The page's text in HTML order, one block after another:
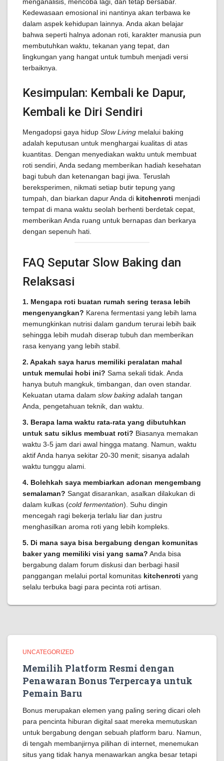
Kedewasaan emosional ini nantinya akan terbawa ke
dalam aspek kehidupan lainnya. Anda akan belajar
bahwa seperti halnya adonan roti, karakter manusia pun
membutuhkan waktu, tekanan yang tepat, dan
lingkungan yang hangat untuk tumbuh menjadi versi
terbaiknya.
Kesimpulan: Kembali ke Dapur,
Kembali ke Diri Sendiri
Mengadopsi gaya hidup Slow Living melalui baking
adalah keputusan untuk menghargai kualitas di atas
kuantitas. Dengan menyediakan waktu untuk membuat
roti sendiri, Anda sedang memberikan hadiah kesehatan
bagi tubuh dan ketenangan bagi jiwa. Teruslah
bereksperimen, nikmati setiap butir tepung yang
tumpah, dan biarkan dapur Anda di kitchenroti menjadi
tempat di mana waktu seolah berhenti berdetak cepat,
memberikan Anda ruang untuk bernapas dan berkarya
dengan sepenuh hati.
FAQ Seputar Slow Baking dan
Relaksasi
1. Mengapa roti buatan rumah sering terasa lebih
mengenyangkan? Karena fermentasi yang lebih lama
memungkinkan nutrisi dalam gandum terurai lebih baik
sehingga lebih mudah diserap tubuh dan memberikan
rasa kenyang yang lebih stabil.
2. Apakah saya harus memiliki peralatan mahal
untuk memulai hobi ini? Sama sekali tidak. Anda
hanya butuh mangkuk, timbangan, dan oven standar.
Kekuatan utama dalam slow baking adalah tangan
Anda, pengetahuan teknik, dan waktu.
3. Berapa lama waktu rata-rata yang dibutuhkan
untuk satu siklus membuat roti? Biasanya memakan
waktu 3-5 jam dari awal hingga matang. Namun, waktu
aktif Anda hanya sekitar 20-30 menit; sisanya adalah
waktu tunggu alami.
4. Bolehkah saya membiarkan adonan mengembang
semalaman? Sangat disarankan, asalkan dilakukan di
dalam kulkas (cold fermentation). Suhu dingin
mencegah ragi bekerja terlalu liar dan justru
menghasilkan aroma roti yang lebih kompleks.
5. Di mana saya bisa bergabung dengan komunitas
baker yang memiliki visi yang sama? Anda bisa
bergabung dalam forum diskusi dan berbagi hasil
panggangan melalui portal komunitas kitchenroti yang
selalu terbuka bagi para pecinta roti artisan.
UNCATEGORIZED
Memilih Platform Resmi dengan
Penawaran Bonus Terpercaya untuk
Pemain Baru
Bonus merupakan elemen yang paling sering dicari oleh
para pencinta hiburan digital saat mereka memutuskan
untuk bergabung dengan sebuah platform baru. Namun,
di tengah membanjirnya pilihan di internet, menemukan
situs yang tidak hanya menawarkan angka besar tetapi